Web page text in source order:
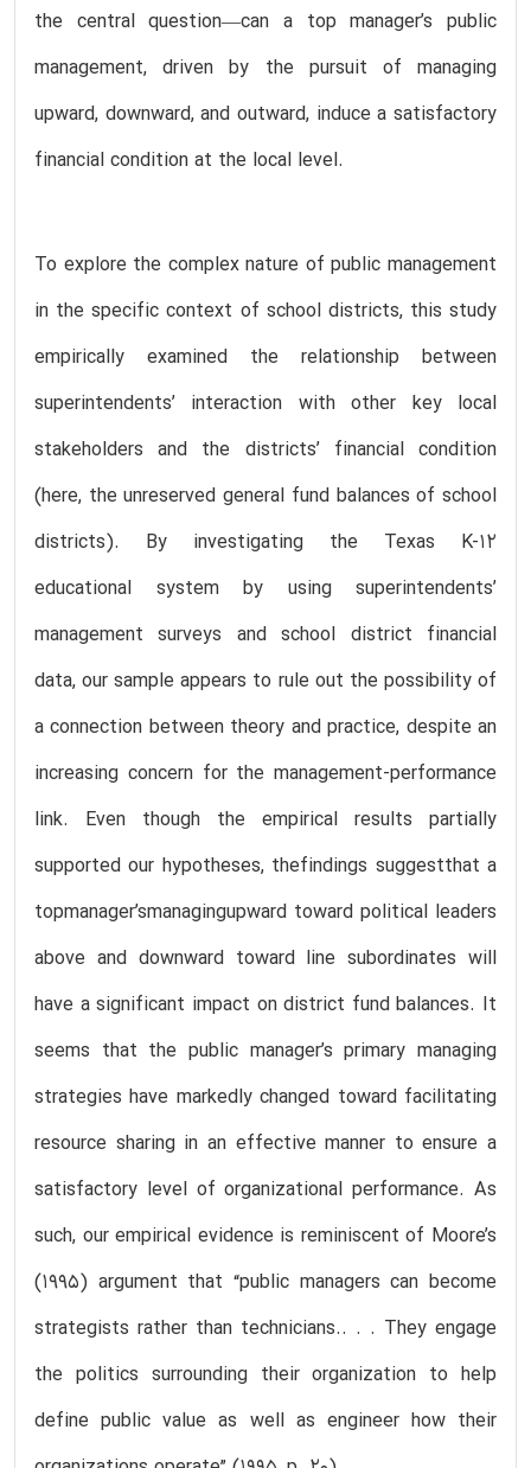
the central question—can a top manager’s public
management, driven by the pursuit of managing
upward, downward, and outward, induce a satisfactory
financial condition at the local level.
To explore the complex nature of public management
in the specific context of school districts, this study
empirically examined the relationship between
superintendents’ interaction with other key local
stakeholders and the districts’ financial condition
(here, the unreserved general fund balances of school
districts). By investigating the Texas K-12
educational system by using superintendents’
management surveys and school district financial
data, our sample appears to rule out the possibility of
a connection between theory and practice, despite an
increasing concern for the management-performance
link. Even though the empirical results partially
supported our hypotheses, thefindings suggestthat a
topmanager’smanagingupward toward political leaders
above and downward toward line subordinates will
have a significant impact on district fund balances. It
seems that the public manager’s primary managing
strategies have markedly changed toward facilitating
resource sharing in an effective manner to ensure a
satisfactory level of organizational performance. As
such, our empirical evidence is reminiscent of Moore’s
(1995) argument that “public managers can become
strategists rather than technicians.. . . They engage
the politics surrounding their organization to help
define public value as well as engineer how their